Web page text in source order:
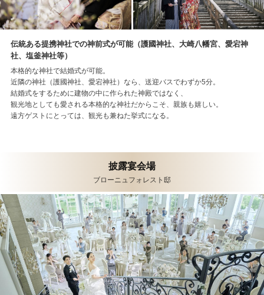
伝統ある提携神社での神前式が可能（護國神社、大崎八幡宮、愛宕神
社、塩釜神社等）
本格的な神社で結婚式が可能。
近隣の神社（護國神社、愛宕神社）なら、送迎バスでわずか5分。
結婚式をするために建物の中に作られた神殿ではなく、
観光地としても愛される本格的な神社だからこそ、親族も嬉しい。
遠方ゲストにとっては、観光も兼ねた挙式になる。
披露宴会場
ブローニュフォレスト邸